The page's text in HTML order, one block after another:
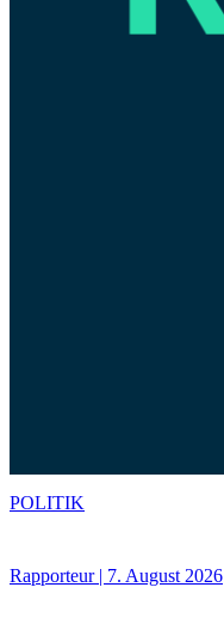
Rapporteur | 7. August 2026
POLITIK